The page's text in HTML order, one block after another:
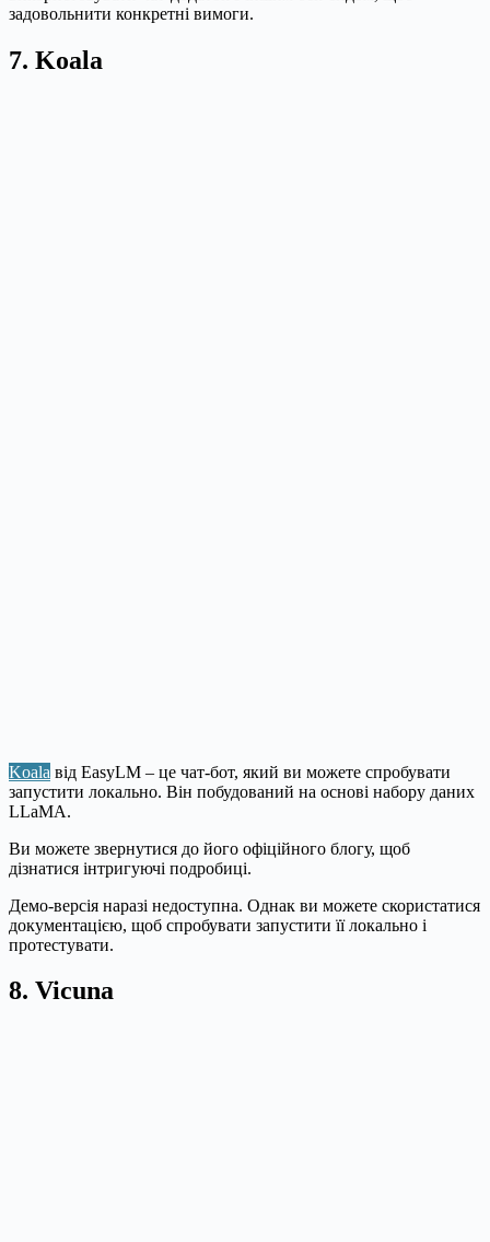
задовольнити конкретні вимоги.
7. Koala
Koala від EasyLM – це чат-бот, який ви можете спробувати
запустити локально. Він побудований на основі набору даних
LLaMA.
Ви можете звернутися до його офіційного блогу, щоб
дізнатися інтригуючі подробиці.
Демо-версія наразі недоступна. Однак ви можете скористатися
документацією, щоб спробувати запустити її локально і
протестувати.
8. Vicuna